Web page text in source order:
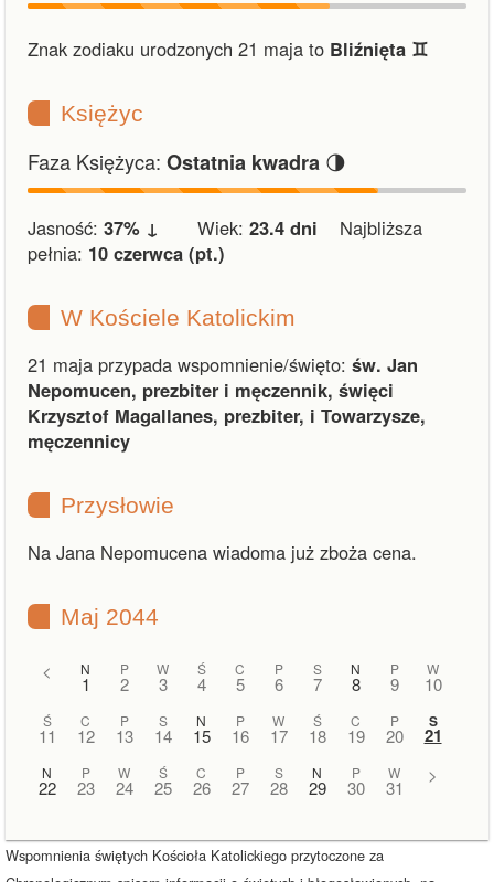
Znak zodiaku urodzonych 21 maja to Bliźnięta ♊︎
Księżyc
Faza Księżyca: Ostatnia kwadra 🌗
Jasność: 37% ↓ Wiek: 23.4 dni Najbliższa
pełnia: 10 czerwca (pt.)
W Kościele Katolickim
21 maja przypada wspomnienie/święto: św. Jan
Nepomucen, prezbiter i męczennik, święci
Krzysztof Magallanes, prezbiter, i Towarzysze,
męczennicy
Przysłowie
Na Jana Nepomucena wiadoma już zboża cena.
Maj 2044
< N
1
P
2
W
3
Ś
4
C
5
P
6
S
7
N
8
P
9
W
10
Ś
11
C
12
P
13
S
14
N
15
P
16
W
17
Ś
18
C
19
P
20
S
21
N
22
P
23
W
24
Ś
25
C
26
P
27
S
28
N
29
P
30
W
31
>
Wspomnienia świętych Kościoła Katolickiego przytoczone za